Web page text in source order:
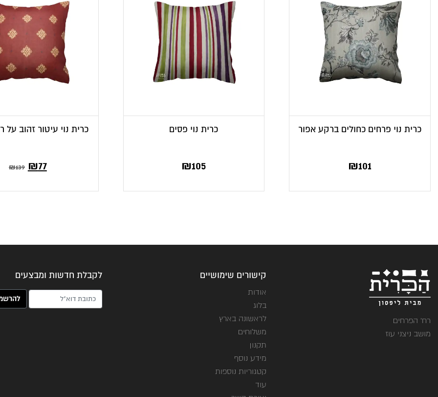
כרית נוי פרחים כחולים ברקע אפור
₪101
כרית נוי פסים
₪105
כרית נוי עיטור זהוב על
₪139 המחיר
₪77המחיר
רח' הפרחים
מושב ניצני עוז
קישורים שימושיים
אודות
בלוג
לראשונה בארץ
משלוחים
תקנון
מידע נוסף
קטגוריות נוספות
עוד
לקבלת חדשות ומבצעים
האימייל שלך (חובה)